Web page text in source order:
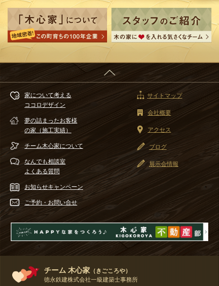
家について考える
ココロデザイン
夢の詰まったお客様
の家（施工実績）
チーム木心家について
なんでも相談室
よくある質問
お知らせキャンペーン
ご予約・ お問い合せ
サイトマップ
会社概要
アクセス
ブログ
展示会情報
チーム 木心家 （きごころや）
徳永鉄建株式会社一級建築士事務所